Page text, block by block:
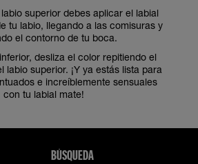
superior debes aplicar el labial
tu labio, llegando a las comisuras y
el contorno de tu boca.
desliza el color repitiendo el
labio superior. ¡Y ya estás lista para
e increíblemente sensuales
con tu labial mate!
BÚSQUEDA